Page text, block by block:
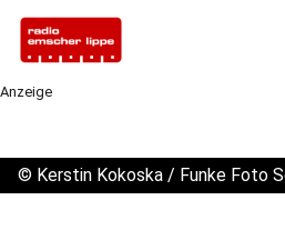
Anzeige
© Kerstin Kokoska / Funke Foto